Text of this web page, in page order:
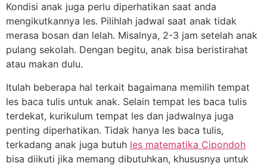
Kondisi anak juga perlu diperhatikan saat anda
mengikutkannya les. Pilihlah jadwal saat anak tidak
merasa bosan dan lelah. Misalnya, 2-3 jam setelah anak
pulang sekolah. Dengan begitu, anak bisa beristirahat
atau makan dulu.
Itulah beberapa hal terkait bagaimana memilih tempat
les baca tulis untuk anak. Selain tempat les baca tulis
terdekat, kurikulum tempat les dan jadwalnya juga
penting diperhatikan. Tidak hanya les baca tulis,
terkadang anak juga butuh les matematika Cipondoh
bisa diikuti jika memang dibutuhkan, khususnya untuk